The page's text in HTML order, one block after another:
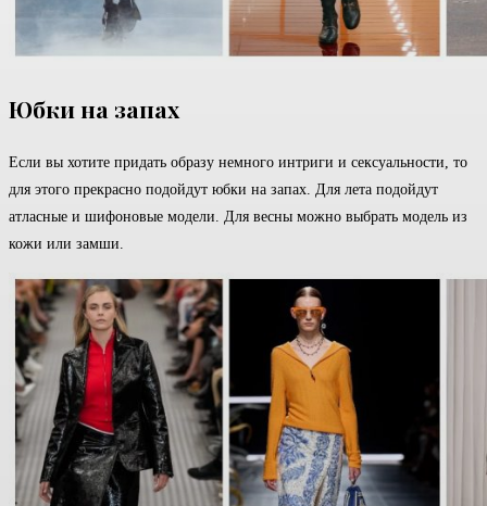
Юбки на запах
Если вы хотите придать образу немного интриги и сексуальности, то
для этого прекрасно подойдут юбки на запах. Для лета подойдут
атласные и шифоновые модели. Для весны можно выбрать модель из
кожи или замши.